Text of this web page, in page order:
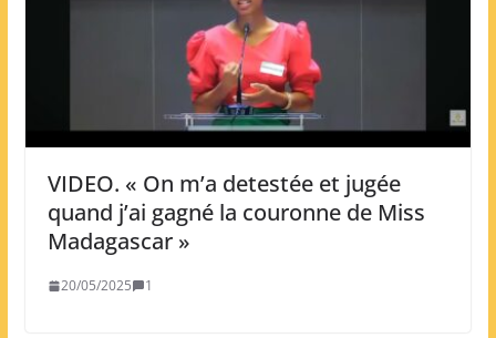
VIDEO. « On m’a detestée et jugée
quand j’ai gagné la couronne de Miss
Madagascar »
20/05/2025 1